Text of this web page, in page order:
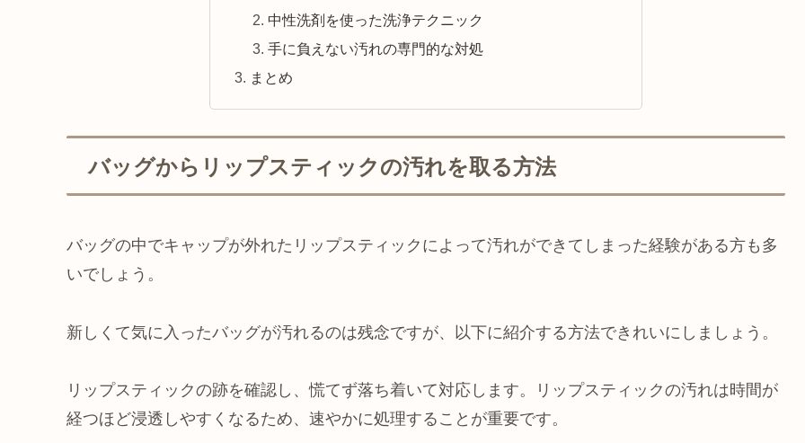
中性洗剤を使った洗浄テクニック
手に負えない汚れの専門的な対処
まとめ
バッグからリップスティックの汚れを取る方法
バッグの中でキャップが外れたリップスティックによって汚れができてしまった経験がある方も多
いでしょう。
新しくて気に入ったバッグが汚れるのは残念ですが、以下に紹介する方法できれいにしましょう。
リップスティックの跡を確認し、慌てず落ち着いて対応します。リップスティックの汚れは時間が
経つほど浸透しやすくなるため、速やかに処理することが重要です。